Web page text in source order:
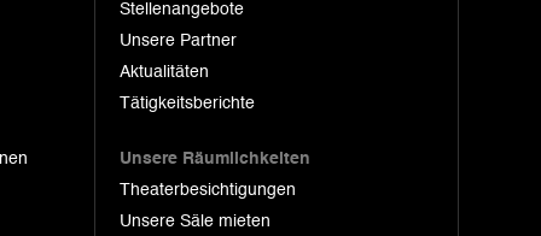
Stellenangebote
Unsere Partner
Aktualitäten
Tätigkeitsberichte
Unsere Räumlichkeiten
Theaterbesichtigungen
Unsere Säle mieten